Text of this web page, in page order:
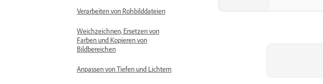
Verarbeiten von Rohbilddateien
Weichzeichnen, Ersetzen von
Farben und Kopieren von
Bildbereichen
Anpassen von Tiefen und Lichtern